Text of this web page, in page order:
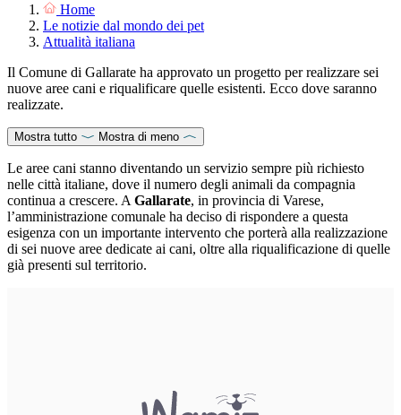
Home
Le notizie dal mondo dei pet
Attualità italiana
Il Comune di Gallarate ha approvato un progetto per realizzare sei
nuove aree cani e riqualificare quelle esistenti. Ecco dove saranno
realizzate.
Mostra tutto Mostra di meno
Le aree cani stanno diventando un servizio sempre più richiesto
nelle città italiane, dove il numero degli animali da compagnia
continua a crescere. A Gallarate, in provincia di Varese,
l’amministrazione comunale ha deciso di rispondere a questa
esigenza con un importante intervento che porterà alla realizzazione
di sei nuove aree dedicate ai cani, oltre alla riqualificazione di quelle
già presenti sul territorio.